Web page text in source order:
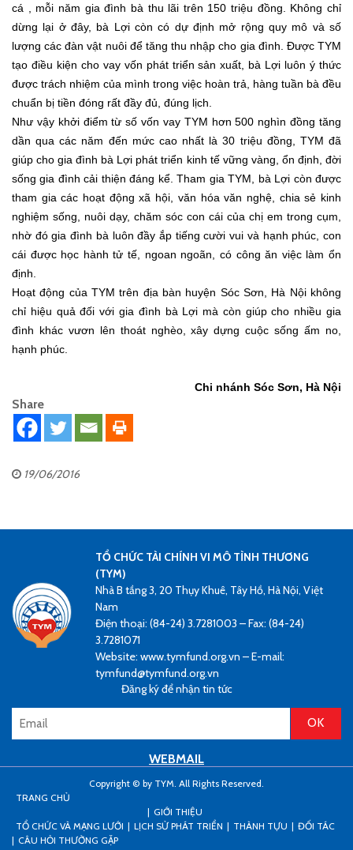
cá , mỗi năm gia đình bà thu lãi trên 150 triệu đồng. Không chỉ
dừng lại ở đây, bà Lợi còn có dự định mở rộng quy mô và số
lượng các đàn vật nuôi để tăng thu nhập cho gia đình. Được TYM
tạo điều kiện cho vay vốn phát triển sản xuất, bà Lợi luôn ý thức
được trách nhiệm của mình trong việc hoàn trả, hàng tuần bà đều
chuẩn bị tiền đóng rất đầy đủ, đúng lịch.
Như vậy khởi điểm từ số vốn vay TYM hơn 500 nghìn đồng tăng
dần qua các năm đến mức cao nhất là 30 triệu đồng, TYM đã
giúp cho gia đình bà Lợi phát triển kinh tế vững vàng, ổn định, đời
sống gia đình cải thiện đáng kể. Tham gia TYM, bà Lợi còn được
tham gia các hoạt động xã hội, văn hóa văn nghệ, chia sẻ kinh
nghiệm sống, nuôi dạy, chăm sóc con cái của chị em trong cụm,
nhờ đó gia đình bà luôn đầy ắp tiếng cười vui và hạnh phúc, con
cái được học hành tử tế, ngoan ngoãn, có công ăn việc làm ổn
định.
Hoạt động của TYM trên địa bàn huyện Sóc Sơn, Hà Nội không
chỉ hiệu quả đối với gia đình bà Lợi mà còn giúp cho nhiều gia
đình khác vươn lên thoát nghèo, xây dựng cuộc sống ấm no,
hạnh phúc.
Chi nhánh Sóc Sơn, Hà Nội
Share
19/06/2016
TỔ CHỨC TÀI CHÍNH VI MÔ TÌNH THƯƠNG
(TYM)
Nhà B tầng 3, 20 Thụy Khuê, Tây Hồ, Hà Nội, Việt
Nam
Điện thoại: (84-24) 3.7281003 – Fax: (84-24)
3.7281071
Website: www.tymfund.org.vn – E-mail:
tymfund@tymfund.org.vn
Đăng ký để nhận tin tức
WEBMAIL
Copyright © by TYM. All Rights Reserved.
TRANG CHỦ
GIỚI THIỆU
TỔ CHỨC VÀ MẠNG LƯỚI
LỊCH SỬ PHÁT TRIỂN THÀNH TỰU
ĐỐI TÁC
CÂU HỎI THƯỜNG GẶP